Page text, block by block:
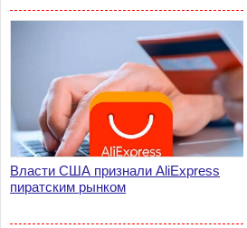
Власти США признали AliExpress
пиратским рынком